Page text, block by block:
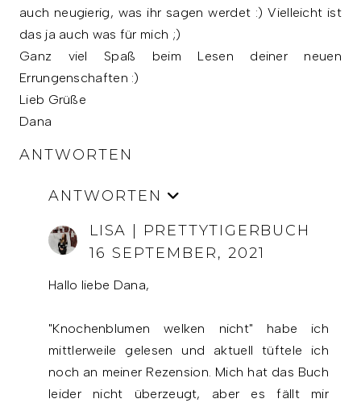
auch neugierig, was ihr sagen werdet :) Vielleicht ist
das ja auch was für mich ;)
Ganz viel Spaß beim Lesen deiner neuen
Errungenschaften :)
Lieb Grüße
Dana
ANTWORTEN
ANTWORTEN
LISA | PRETTYTIGERBUCH
16 SEPTEMBER, 2021
Hallo liebe Dana,
"Knochenblumen welken nicht" habe ich
mittlerweile gelesen und aktuell tüftele ich
noch an meiner Rezension. Mich hat das Buch
leider nicht überzeugt, aber es fällt mir